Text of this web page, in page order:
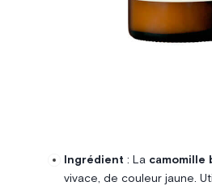
Ingrédient : La camomille
vivace, de couleur jaune.